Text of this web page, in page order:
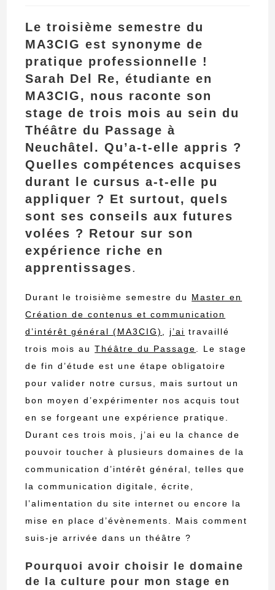
Le troisième semestre du
MA3CIG est synonyme de
pratique professionnelle !
Sarah Del Re, étudiante en
MA3CIG, nous raconte son
stage de trois mois au sein du
Théâtre du Passage à
Neuchâtel. Qu’a-t-elle appris ?
Quelles compétences acquises
durant le cursus a-t-elle pu
appliquer ? Et surtout, quels
sont ses conseils aux futures
volées ? Retour sur son
expérience riche en
apprentissages.
Durant le troisième semestre du Master en
Création de contenus et communication
d’intérêt général (MA3CIG) , j’ai travaillé
trois mois auThéâtre du Passage. Le stage
de fin d’étude est une étape obligatoire
pour valider notre cursus, mais surtout un
bon moyen d’expérimenter nos acquis tout
en se forgeant une expérience pratique.
Durant ces trois mois, j’ai eu la chance de
pouvoir toucher à plusieurs domaines de la
communication d’intérêt général, telles que
la communication digitale, écrite,
l’alimentation du site internet ou encore la
mise en place d’évènements. Mais comment
suis-je arrivée dans un théâtre ?
Pourquoi avoir choisir le domaine
de la culture pour mon stage en